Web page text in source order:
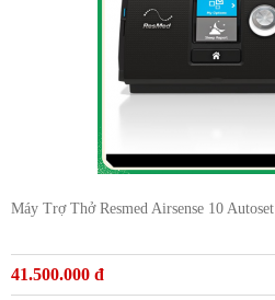
Máy Trợ Thở Resmed Airsense 10 Autoset
41.500.000 đ